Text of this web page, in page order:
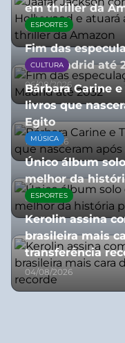
em thriller da
06/08/2026
ESPORTES
Fim das
Real Madrid até
06/08/2026
CULTURA
Bárbara Carine
livros que
Egito
10/07/2026
MÚSICA
Único álbum
melhor da
06/08/2026
ESPORTES
Kerolin assina
brasileira mais
transferência
04/08/2026